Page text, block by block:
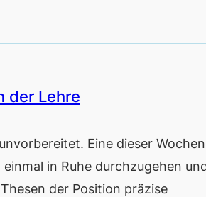
der Lehre
Eine dieser
in Ruhe durchzugehen
der Position präzise